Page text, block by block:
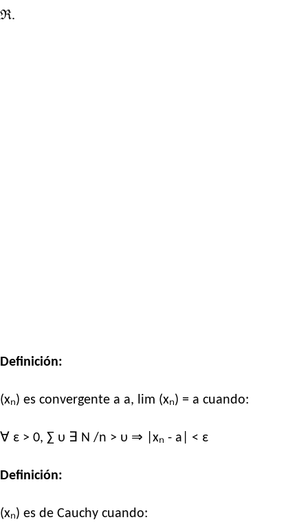
ℜ.
Definición:
(xₙ) es convergente a a, lim (xₙ) = a cuando:
∀ ε > 0, ∑ υ ∃ N /n > υ ⇒ |xₙ - a| < ε
Definición:
(xₙ) es de Cauchy cuando: